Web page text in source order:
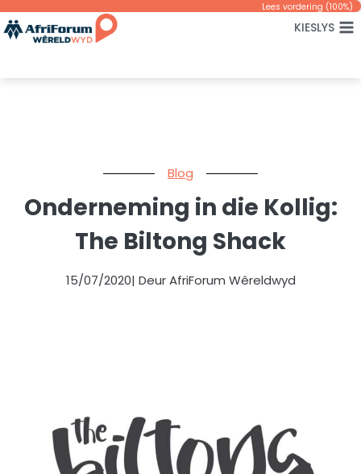
Skip
to
Lees vordering (100%)
KIESLYS
Blog
Onderneming in die Kollig:
The Biltong Shack
15/07/2020| Deur AfriForum Wêreldwyd